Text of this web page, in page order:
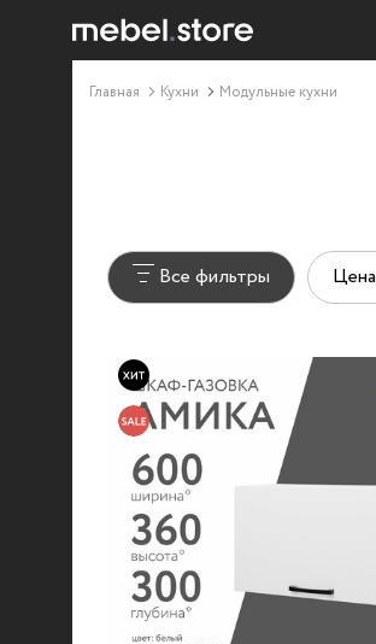
Главная Кухни Модульные кухни
Все фильтры Цена